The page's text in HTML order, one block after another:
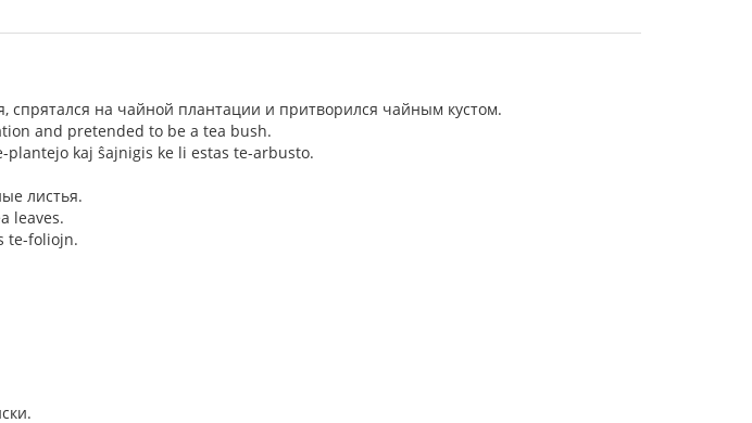
на чайной плантации и притворился чайным кустом.
and pretended to be a tea bush.
plantejo kaj ŝajnigis ke li estas te-arbusto.
листья.
leaves.
te-foliojn.